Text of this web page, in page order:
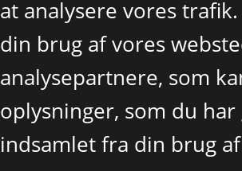
at analysere vores
din brug af vores
analysepartnere, som
oplysninger, som du
indsamlet fra din brug